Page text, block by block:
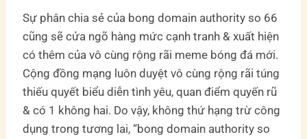
Sự phân chia sẻ của bong domain authority so 66
cũng sẽ cửa ngõ hàng mức cạnh tranh & xuất hiện
có thêm của vô cùng rộng rãi meme bóng đá mới.
Cộng đồng mạng luôn duyệt vô cùng rộng rãi túng
thiếu quyết biểu diễn tình yêu, quan điểm quyến rũ
& có 1 không hai. Do vậy, không thứ hạng trừ công
dụng trong tương lai, “bong domain authority so